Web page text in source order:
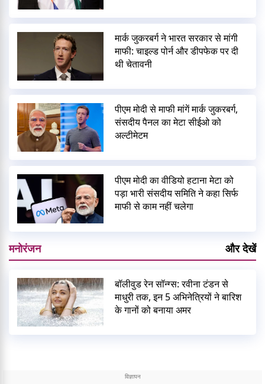
मार्क जुकरबर्ग ने भारत सरकार से मांगी
माफी: चाइल्ड पोर्न और डीपफेक पर दी
थी चेतावनी
पीएम मोदी से माफी मांगें मार्क जुकरबर्ग,
संसदीय पैनल का मेटा सीईओ को
अल्टीमेटम
पीएम मोदी का वीडियो हटाना मेटा को
पड़ा भारी संसदीय समिति ने कहा सिर्फ
माफी से काम नहीं चलेगा
मनोरंजन और देखें
बॉलीवुड रेन सॉन्ग्स: रवीना टंडन से
माधुरी तक, इन 5 अभिनेत्रियों ने बारिश
के गानों को बनाया अमर